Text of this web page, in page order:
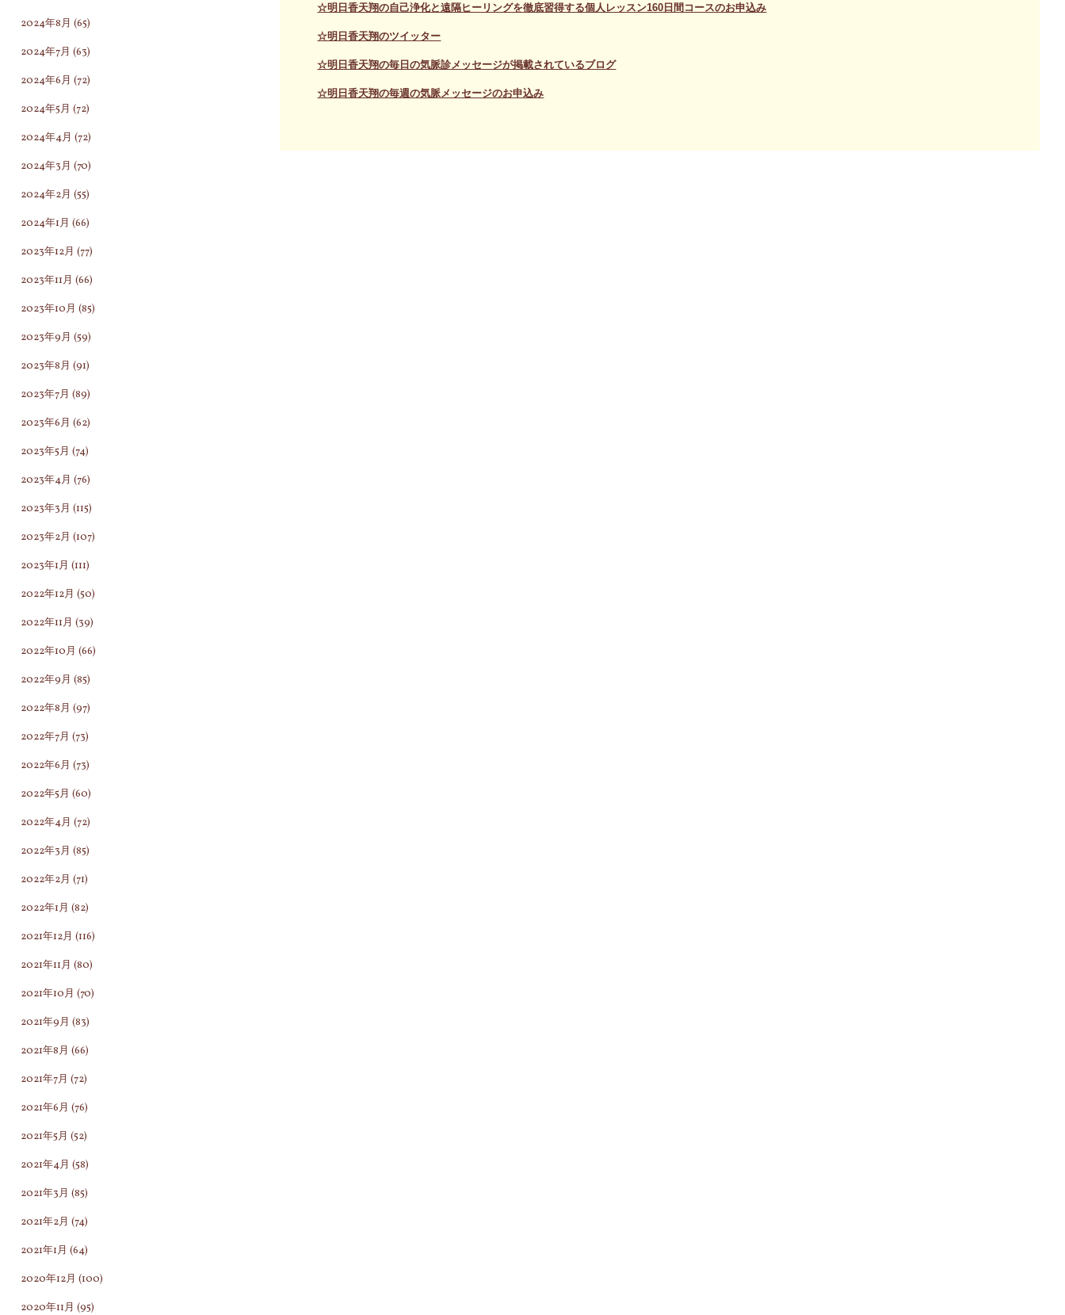
☆明日香天翔の自己浄化と遠隔ヒーリングを徹底習得する個人レッスン160日間コースのお申込み
☆明日香天翔のツイッター
☆明日香天翔の毎日の気脈診メッセージが掲載されているブログ
☆明日香天翔の毎週の気脈メッセージのお申込み
2024年8月 (65)
2024年7月 (63)
2024年6月 (72)
2024年5月 (72)
2024年4月 (72)
2024年3月 (70)
2024年2月 (55)
2024年1月 (66)
2023年12月 (77)
2023年11月 (66)
2023年10月 (85)
2023年9月 (59)
2023年8月 (91)
2023年7月 (89)
2023年6月 (62)
2023年5月 (74)
2023年4月 (76)
2023年3月 (115)
2023年2月 (107)
2023年1月 (111)
2022年12月 (50)
2022年11月 (39)
2022年10月 (66)
2022年9月 (85)
2022年8月 (97)
2022年7月 (73)
2022年6月 (73)
2022年5月 (60)
2022年4月 (72)
2022年3月 (85)
2022年2月 (71)
2022年1月 (82)
2021年12月 (116)
2021年11月 (80)
2021年10月 (70)
2021年9月 (83)
2021年8月 (66)
2021年7月 (72)
2021年6月 (76)
2021年5月 (52)
2021年4月 (58)
2021年3月 (85)
2021年2月 (74)
2021年1月 (64)
2020年12月 (100)
2020年11月 (95)